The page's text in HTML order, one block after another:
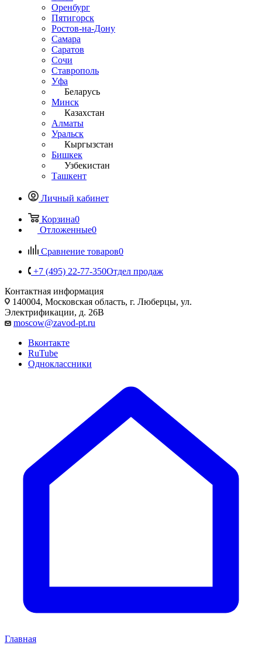
Оренбург
Пятигорск
Ростов-на-Дону
Самара
Саратов
Сочи
Ставрополь
Уфа
Беларусь
Минск
Казахстан
Алматы
Уральск
Кыргызстан
Бишкек
Узбекистан
Ташкент
Личный кабинет
Корзина0
Отложенные0
Сравнение товаров0
+7 (495) 22-77-350Отдел продаж
Контактная информация
140004, Московская область, г. Люберцы, ул.
Электрификации, д. 26В
moscow@zavod-pt.ru
Вконтакте
RuTube
Одноклассники
Главная